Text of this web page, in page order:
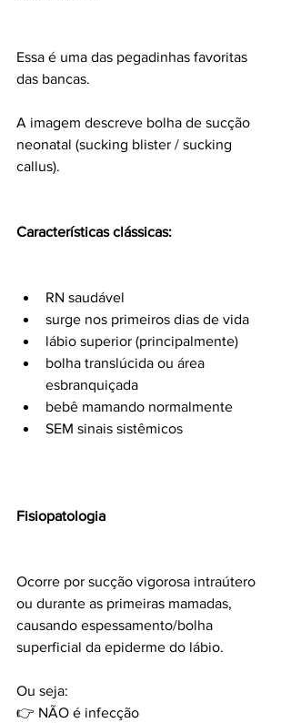
Essa é uma das pegadinhas favoritas
das bancas.
A imagem descreve bolha de sucção
neonatal (sucking blister / sucking
callus).
Características clássicas:
RN saudável
surge nos primeiros dias de vida
lábio superior (principalmente)
bolha translúcida ou área
esbranquiçada
bebê mamando normalmente
SEM sinais sistêmicos
Fisiopatologia
Ocorre por sucção vigorosa intraútero
ou durante as primeiras mamadas,
causando espessamento/bolha
superficial da epiderme do lábio.
Ou seja:
👉 NÃO é infecção